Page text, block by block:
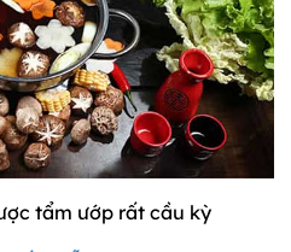
tẩm ướp rất cầu kỳ